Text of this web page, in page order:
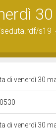
di venerdì 30
di venerdì 30